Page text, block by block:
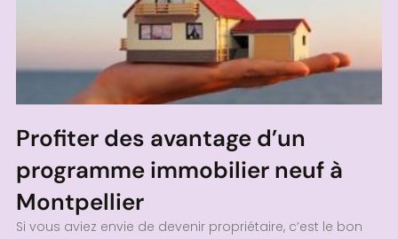
Profiter des avantage d’un
programme immobilier neuf à
Montpellier
Si vous aviez envie de devenir propriétaire, c’est le bon